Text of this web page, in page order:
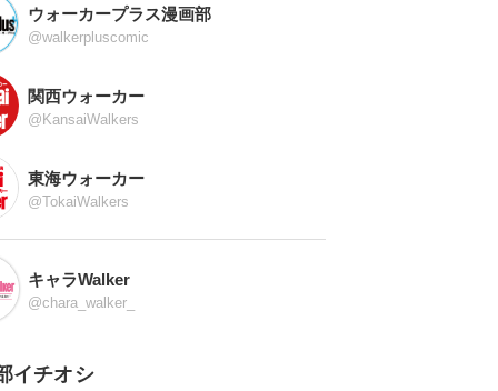
ウォーカープラス漫画部
@walkerpluscomic
関西ウォーカー
@KansaiWalkers
東海ウォーカー
@TokaiWalkers
キャラWalker
@chara_walker_
イチオシ